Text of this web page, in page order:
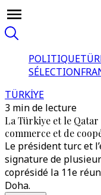
POLITIQUE
SÉLECTION
TÜRKİYE
3 min de lecture
La Türkiye et le
commerce et de
Le président turc et
signature de
coprésidé la 11e
Doha.